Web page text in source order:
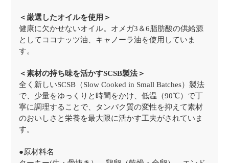
＜厳選したオイルを使用＞
健康に欠かせないオイル。オメガ3＆6脂肪酸の供給源
としてココナッツ油、キャノーラ油を使用していま
す。
＜素材の持ち味を活かすSCSB製法＞
全く新しいSCSB（Slow Cooked in Small Batches）製法
で、少量をゆっくりと時間をかけ、低温（90℃）で丁
寧に調理することで、タンパク質の変性を抑えて素材
のおいしさと栄養を最大限に活かす工夫がされていま
す。
●原材料名